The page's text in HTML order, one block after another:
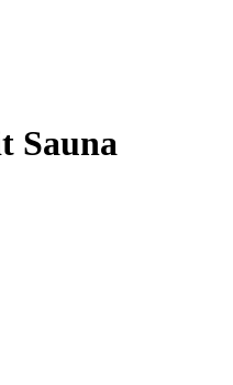
Sauna